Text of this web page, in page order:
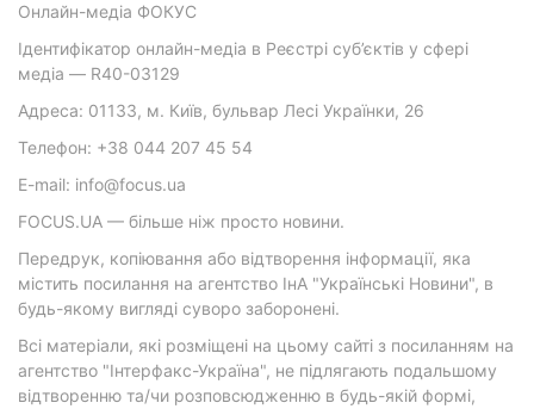
Онлайн-медіа ФОКУС
Ідентифікатор онлайн-медіа в Реєстрі суб’єктів у сфері
медіа — R40-03129
Адреса: 01133, м. Київ, бульвар Лесі Українки, 26
Телефон: +38 044 207 45 54
E-mail: info@focus.ua
FOCUS.UA — більше ніж просто новини.
Передрук, копіювання або відтворення інформації, яка
містить посилання на агентство ІнА "Українські Новини", в
будь-якому вигляді суворо заборонені.
Всі матеріали, які розміщені на цьому сайті з посиланням на
агентство "Інтерфакс-Україна", не підлягають подальшому
відтворенню та/чи розповсюдженню в будь-якій формі,